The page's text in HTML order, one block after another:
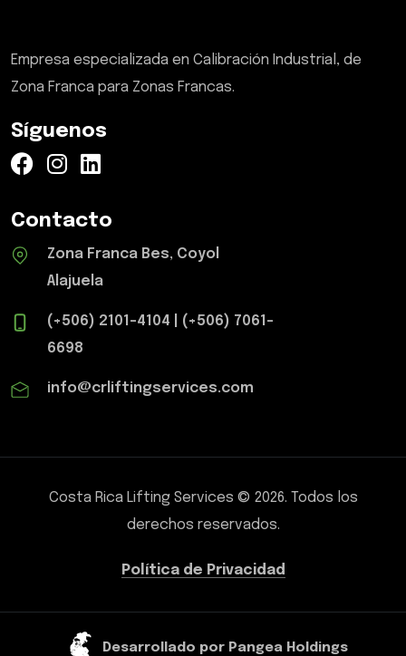
Empresa especializada en Calibración Industrial, de
Zona Franca para Zonas Francas.
Síguenos
Contacto
Zona Franca Bes, Coyol
Alajuela
(+506) 2101-4104
(+506) 7061-
6698
info@crliftingservices.com
Costa Rica Lifting Services © 2026. Todos los
derechos reservados.
Política de Privacidad
Desarrollado por Pangea Holdings